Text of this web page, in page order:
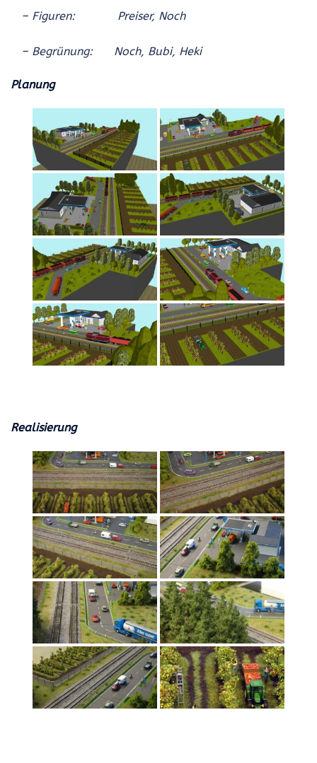
– Figuren: Preiser, Noch
– Begrünung: Noch, Bubi, Heki
Planung
Realisierung